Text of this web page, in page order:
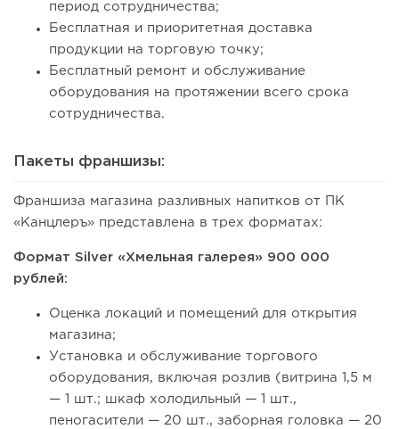
период сотрудничества;
Бесплатная и приоритетная доставка
продукции на торговую точку;
Бесплатный ремонт и обслуживание
оборудования на протяжении всего срока
сотрудничества.
Пакеты франшизы:
Франшиза магазина разливных напитков от ПК
«Канцлеръ» представлена в трех форматах:
Формат Silver «Хмельная галерея» 900 000
рублей:
Оценка локаций и помещений для открытия
магазина;
Установка и обслуживание торгового
оборудования, включая розлив (витрина 1,5 м
— 1 шт.; шкаф холодильный — 1 шт.,
пеногасители — 20 шт., заборная головка — 20